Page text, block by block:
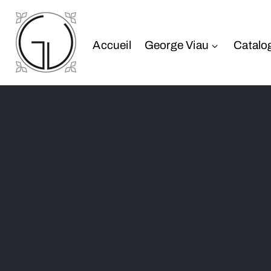
Accueil George Viau